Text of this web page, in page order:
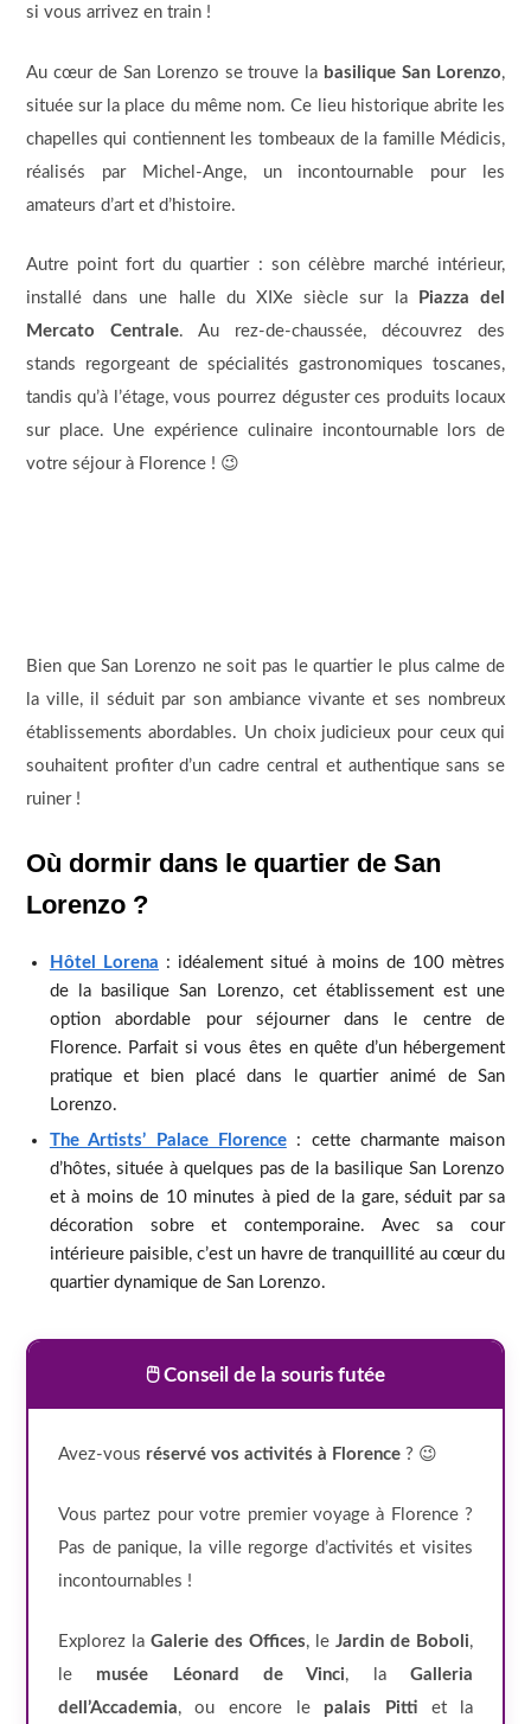
si vous arrivez en train !
Au cœur de San Lorenzo se trouve la basilique San Lorenzo,
située sur la place du même nom. Ce lieu historique abrite les
chapelles qui contiennent les tombeaux de la famille Médicis,
réalisés par Michel-Ange, un incontournable pour les
amateurs d’art et d’histoire.
Autre point fort du quartier : son célèbre marché intérieur,
installé dans une halle du XIXe siècle sur la
Piazza del
Mercato Centrale. Au rez-de-chaussée, découvrez des
stands regorgeant de spécialités gastronomiques toscanes,
tandis qu’à l’étage, vous pourrez déguster ces produits locaux
sur place. Une expérience culinaire incontournable lors de
votre séjour à Florence ! 😉
Bien que San Lorenzo ne soit pas le quartier le plus calme de
la ville, il séduit par son ambiance vivante et ses nombreux
établissements abordables. Un choix judicieux pour ceux qui
souhaitent profiter d’un cadre central et authentique sans se
ruiner !
Où dormir dans le quartier de San
Lorenzo ?
Hôtel Lorena : idéalement situé à moins de 100 mètres
de la basilique San Lorenzo, cet établissement est une
option abordable pour séjourner dans le centre de
Florence. Parfait si vous êtes en quête d’un hébergement
pratique et bien placé dans le quartier animé de San
Lorenzo.
The Artists’ Palace Florence: cette charmante maison
d’hôtes, située à quelques pas de la basilique San Lorenzo
et à moins de 10 minutes à pied de la gare, séduit par sa
décoration sobre et contemporaine. Avec sa cour
intérieure paisible, c’est un havre de tranquillité au cœur du
quartier dynamique de San Lorenzo.
🖱️ Conseil de la souris futée
Avez-vous réservé vos activités à Florence? 😉
Vous partez pour votre premier voyage à Florence ?
Pas de panique, la ville regorge d’activités et visites
incontournables !
Explorez la Galerie des Offices, leJardin de Boboli,
le musée Léonard de Vinci, laGalleria
dell’Accademia, ou encore le palais Pittiet la